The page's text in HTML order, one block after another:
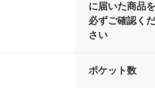
に届いた商品を
必ずご確認くだ
さい
ポケット数